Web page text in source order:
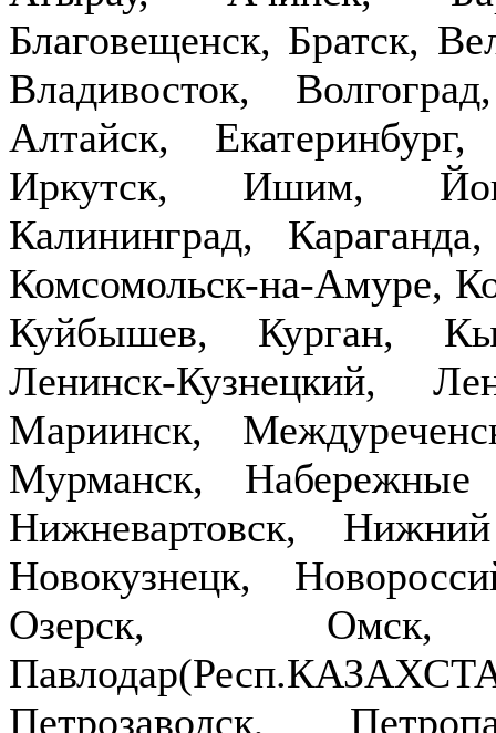
Благовещенск, Братск,
Владивосток,
Алтайск,
Иркутск, Ишим,
Калининград,
Комсомольск-на-Амуре,
Куйбышев, Курган,
Ленинск-Кузнецкий,
Мариинск,
Мурманск,
Нижневартовск,
Новокузнецк,
Озерск,
Петрозаводск,